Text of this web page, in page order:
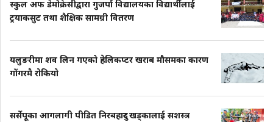
स्कुल अफ डेमोक्रेसीद्वारा गुजर्पा विद्यालयका विद्यार्थीलाई
ट्रयाकसुट तथा शैक्षिक सामग्री वितरण
यलुङरीमा शव लिन गएको हेलिकप्टर खराब मौसमका कारण
गोंगरमै रोकियो
सर्सेपूका आगलागी पीडित निरबहादुर खड्कालाई सशस्त्र